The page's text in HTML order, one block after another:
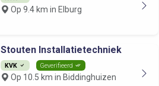
Op 9.4 km in Elburg
Stouten Installatietechniek
KVK Geverifieerd
Op 10.5 km in Biddinghuizen